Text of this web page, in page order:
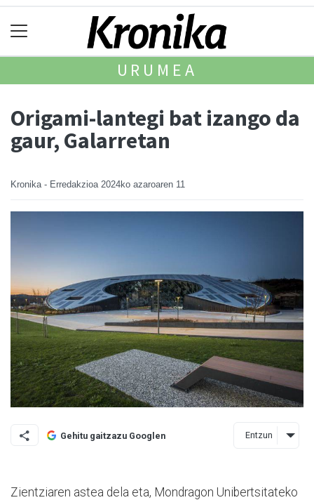
URUMEA
Origami-lantegi bat izango da
gaur, Galarretan
Kronika - Erredakzioa 2024ko azaroaren 11
Gehitu gaitzazu Googlen Entzun
Zientziaren astea dela eta, Mondragon Unibertsitateko